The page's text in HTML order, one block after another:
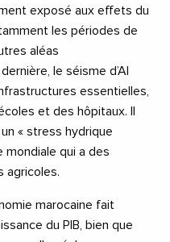
exposé aux effets du
les périodes de
aléas
le séisme d’Al
essentielles,
et des hôpitaux. Il
« stress hydrique
mondiale qui a des
agricoles.
marocaine fait
du PIB, bien que